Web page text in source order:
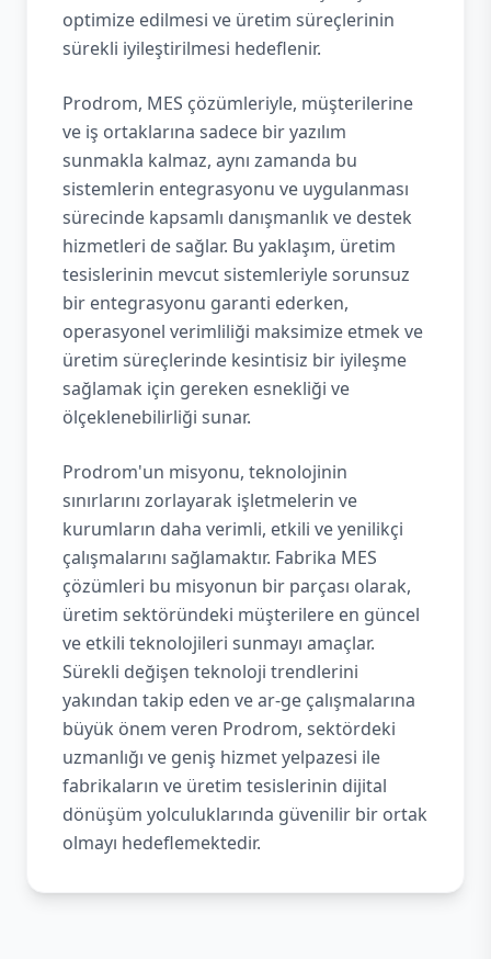
optimize edilmesi ve üretim süreçlerinin
sürekli iyileştirilmesi hedeflenir.
Prodrom, MES çözümleriyle, müşterilerine
ve iş ortaklarına sadece bir yazılım
sunmakla kalmaz, aynı zamanda bu
sistemlerin entegrasyonu ve uygulanması
sürecinde kapsamlı danışmanlık ve destek
hizmetleri de sağlar. Bu yaklaşım, üretim
tesislerinin mevcut sistemleriyle sorunsuz
bir entegrasyonu garanti ederken,
operasyonel verimliliği maksimize etmek ve
üretim süreçlerinde kesintisiz bir iyileşme
sağlamak için gereken esnekliği ve
ölçeklenebilirliği sunar.
Prodrom'un misyonu, teknolojinin
sınırlarını zorlayarak işletmelerin ve
kurumların daha verimli, etkili ve yenilikçi
çalışmalarını sağlamaktır. Fabrika MES
çözümleri bu misyonun bir parçası olarak,
üretim sektöründeki müşterilere en güncel
ve etkili teknolojileri sunmayı amaçlar.
Sürekli değişen teknoloji trendlerini
yakından takip eden ve ar-ge çalışmalarına
büyük önem veren Prodrom, sektördeki
uzmanlığı ve geniş hizmet yelpazesi ile
fabrikaların ve üretim tesislerinin dijital
dönüşüm yolculuklarında güvenilir bir ortak
olmayı hedeflemektedir.